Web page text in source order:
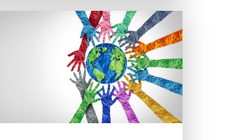
Иллюзия безопасности: